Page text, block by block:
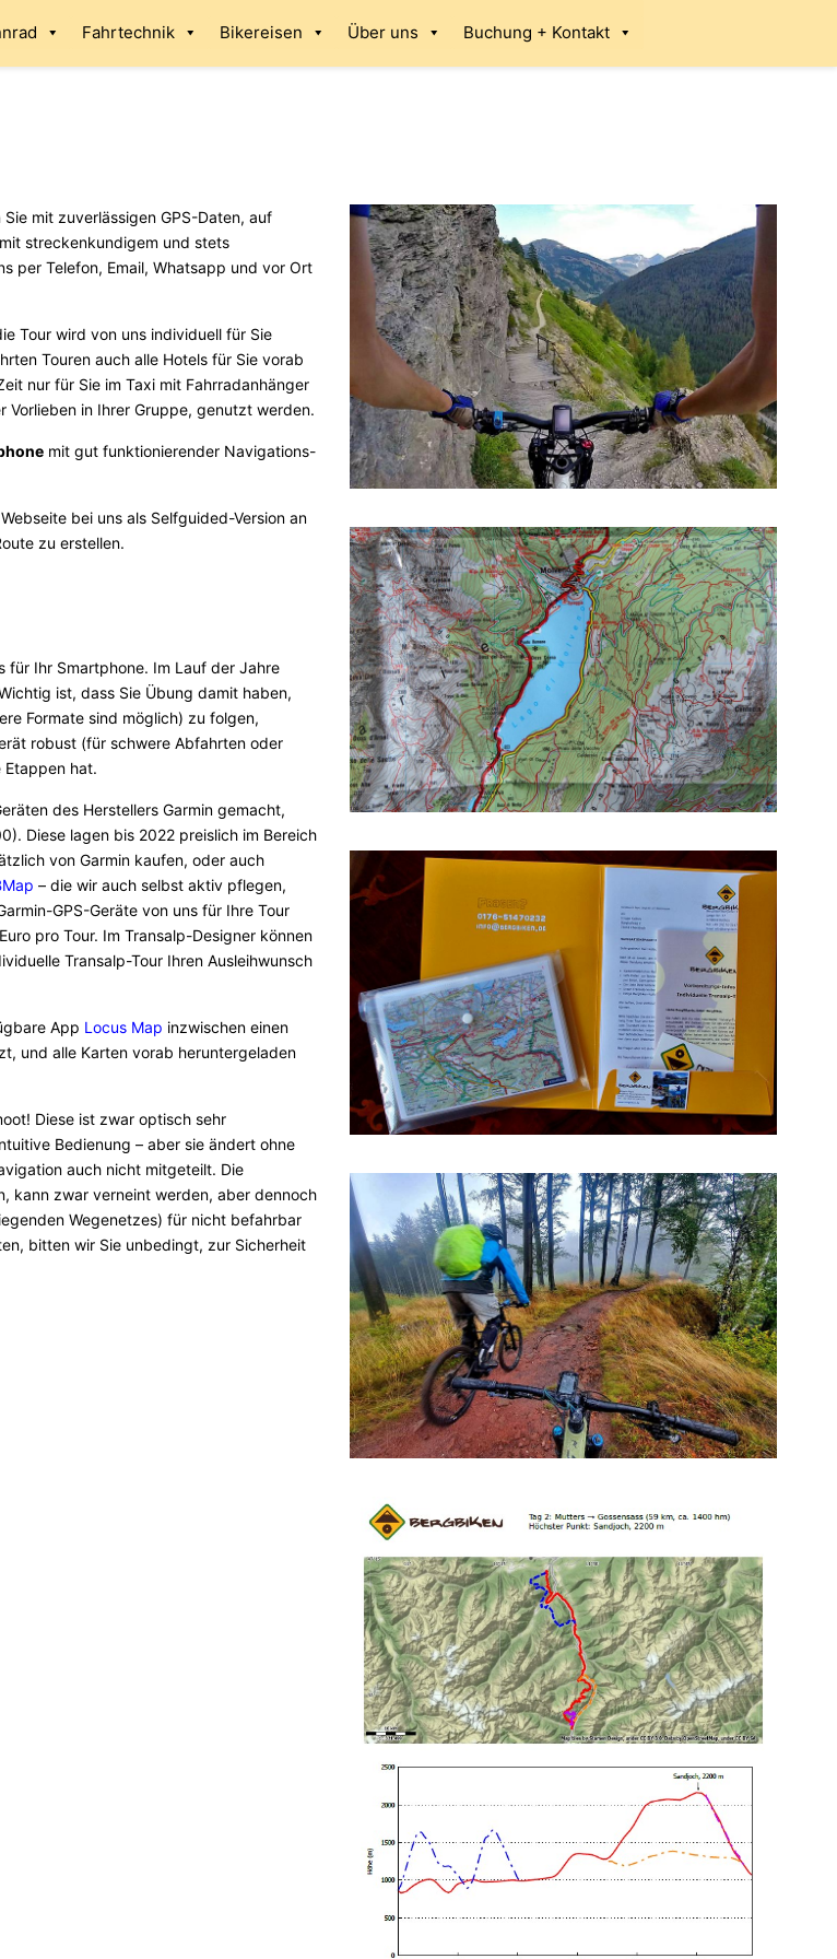
Fahrtechnik Bikereisen Über uns Buchung + Kontakt
mit zuverlässigen GPS-Daten, auf
streckenkundigem und stets
per Telefon, Email, Whatsapp und vor Ort
Tour wird von uns individuell für Sie
Touren auch alle Hotels für Sie vorab
nur für Sie im Taxi mit Fahrradanhänger
Vorlieben in Ihrer Gruppe, genutzt werden.
mit gut funktionierender Navigations-
bei uns als Selfguided-Version an
zu erstellen.
Ihr Smartphone. Im Lauf der Jahre
ist, dass Sie Übung damit haben,
Formate sind möglich) zu folgen,
robust (für schwere Abfahrten oder
hat.
des Herstellers Garmin gemacht,
Diese lagen bis 2022 preislich im Bereich
von Garmin kaufen, oder auch
– die wir auch selbst aktiv pflegen,
GPS-Geräte von uns für Ihre Tour
pro Tour. Im Transalp-Designer können
Transalp-Tour Ihren Ausleihwunsch
App Locus Map inzwischen einen
und alle Karten vorab heruntergeladen
Diese ist zwar optisch sehr
Bedienung – aber sie ändert ohne
auch nicht mitgeteilt. Die
kann zwar verneint werden, aber dennoch
Wegenetzes) für nicht befahrbar
bitten wir Sie unbedingt, zur Sicherheit